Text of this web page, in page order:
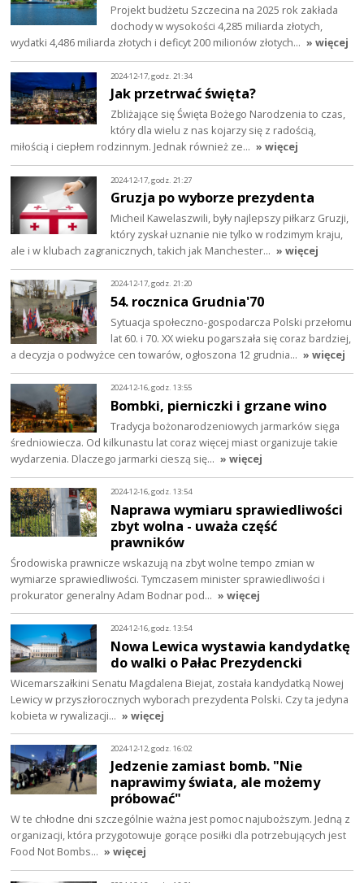
Projekt budżetu Szczecina na 2025 rok zakłada
dochody w wysokości 4,285 miliarda złotych,
wydatki 4,486 miliarda złotych i deficyt 200 milionów złotych… » więcej
2024-12-17, godz. 21:34
Jak przetrwać święta?
Zbliżające się Święta Bożego Narodzenia to czas,
który dla wielu z nas kojarzy się z radością,
miłością i ciepłem rodzinnym. Jednak również ze… » więcej
2024-12-17, godz. 21:27
Gruzja po wyborze prezydenta
Micheil Kawelaszwili, były najlepszy piłkarz Gruzji,
który zyskał uznanie nie tylko w rodzimym kraju,
ale i w klubach zagranicznych, takich jak Manchester… » więcej
2024-12-17, godz. 21:20
54. rocznica Grudnia'70
Sytuacja społeczno-gospodarcza Polski przełomu
lat 60. i 70. XX wieku pogarszała się coraz bardziej,
a decyzja o podwyżce cen towarów, ogłoszona 12 grudnia… » więcej
2024-12-16, godz. 13:55
Bombki, pierniczki i grzane wino
Tradycja bożonarodzeniowych jarmarków sięga
średniowiecza. Od kilkunastu lat coraz więcej miast organizuje takie
wydarzenia. Dlaczego jarmarki cieszą się… » więcej
2024-12-16, godz. 13:54
Naprawa wymiaru sprawiedliwości
zbyt wolna - uważa część
prawników
Środowiska prawnicze wskazują na zbyt wolne tempo zmian w
wymiarze sprawiedliwości. Tymczasem minister sprawiedliwości i
prokurator generalny Adam Bodnar pod… » więcej
2024-12-16, godz. 13:54
Nowa Lewica wystawia kandydatkę
do walki o Pałac Prezydencki
Wicemarszałkini Senatu Magdalena Biejat, została kandydatką Nowej
Lewicy w przyszłorocznych wyborach prezydenta Polski. Czy ta jedyna
kobieta w rywalizacji… » więcej
2024-12-12, godz. 16:02
Jedzenie zamiast bomb. "Nie
naprawimy świata, ale możemy
próbować"
W te chłodne dni szczególnie ważna jest pomoc najuboższym. Jedną z
organizacji, która przygotowuje gorące posiłki dla potrzebujących jest
Food Not Bombs… » więcej